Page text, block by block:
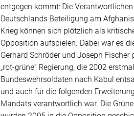
entgegen kommt: Die
Deutschlands Beteiligung am
Krieg können sich plötzlich als
Opposition aufspielen. Dabei war es
Gerhard Schröder und Joseph Fischer
„rot-grüne“ Regierung, die 2002
Bundeswehrsoldaten nach Kabul
und auch für die folgenden
Mandats verantwortlich war. Die